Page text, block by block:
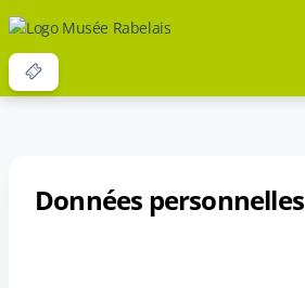
Données personnelles